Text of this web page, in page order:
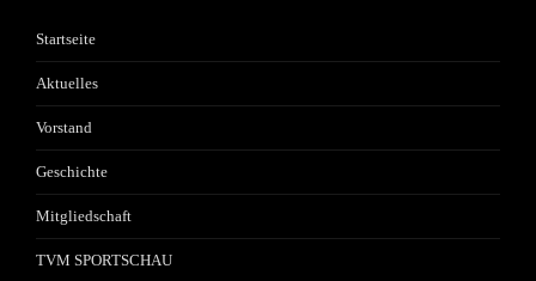
Startseite
Aktuelles
Vorstand
Geschichte
Mitgliedschaft
TVM SPORTSCHAU